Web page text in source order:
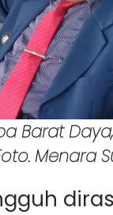
Barat
Menara